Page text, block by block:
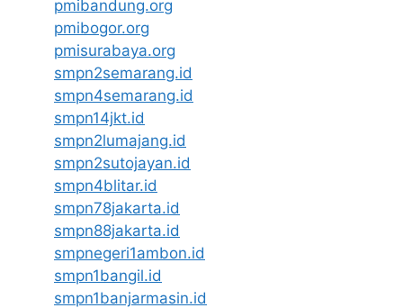
pmibandung.org
pmibogor.org
pmisurabaya.org
smpn2semarang.id
smpn4semarang.id
smpn14jkt.id
smpn2lumajang.id
smpn2sutojayan.id
smpn4blitar.id
smpn78jakarta.id
smpn88jakarta.id
smpnegeri1ambon.id
smpn1bangil.id
smpn1banjarmasin.id